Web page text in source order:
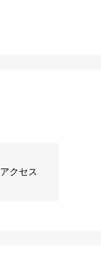
アクセス